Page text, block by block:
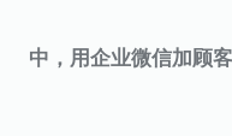
中，用企业微信加顾